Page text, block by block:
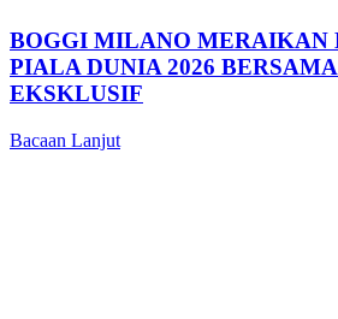
BOGGI MILANO MERAIKAN
PIALA DUNIA 2026
EKSKLUSIF
Bacaan Lanjut